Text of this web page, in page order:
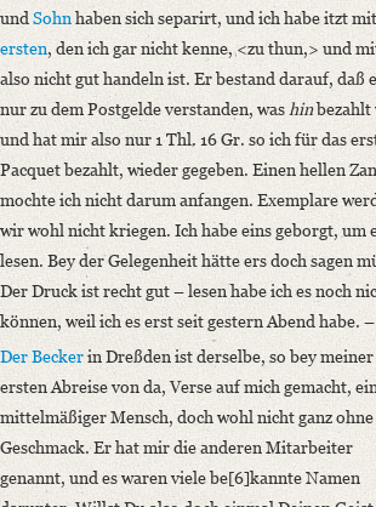
und Sohnhaben sich separirt, und ich habe itzt mit
ersten, den ich gar nicht kenne, <zu thun,> und
also nicht gut handeln ist. Er bestand darauf, daß
nur zu dem Postgelde verstanden, was hinbezahlt
und hat mir also nur 1 Thl. 16 Gr. so ich für das
Pacquet bezahlt, wieder gegeben. Einen hellen
mochte ich nicht darum anfangen. Exemplare
wir wohl nicht kriegen. Ich habe eins geborgt, um
lesen. Bey der Gelegenheit hätte ers doch sagen
Der Druck ist recht gut – lesen habe ich es noch
können, weil ich es erst seit gestern Abend habe. –
Der Beckerin Dreßden ist derselbe, so bey meiner
ersten Abreise von da, Verse auf mich gemacht,
mittelmäßiger Mensch, doch wohl nicht ganz ohne
Geschmack. Er hat mir die anderen Mitarbeiter
genannt, und es waren viele be[6]kannte Namen